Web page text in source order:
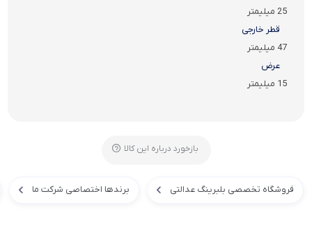
25 میلیمتر
قطر خارجی
47 میلیمتر
عرض
15 میلیمتر
بازخورد درباره این کالا
فروشگاه تخصصی بلبرینگ عدالتی برندها اختصاصی شرکت ما